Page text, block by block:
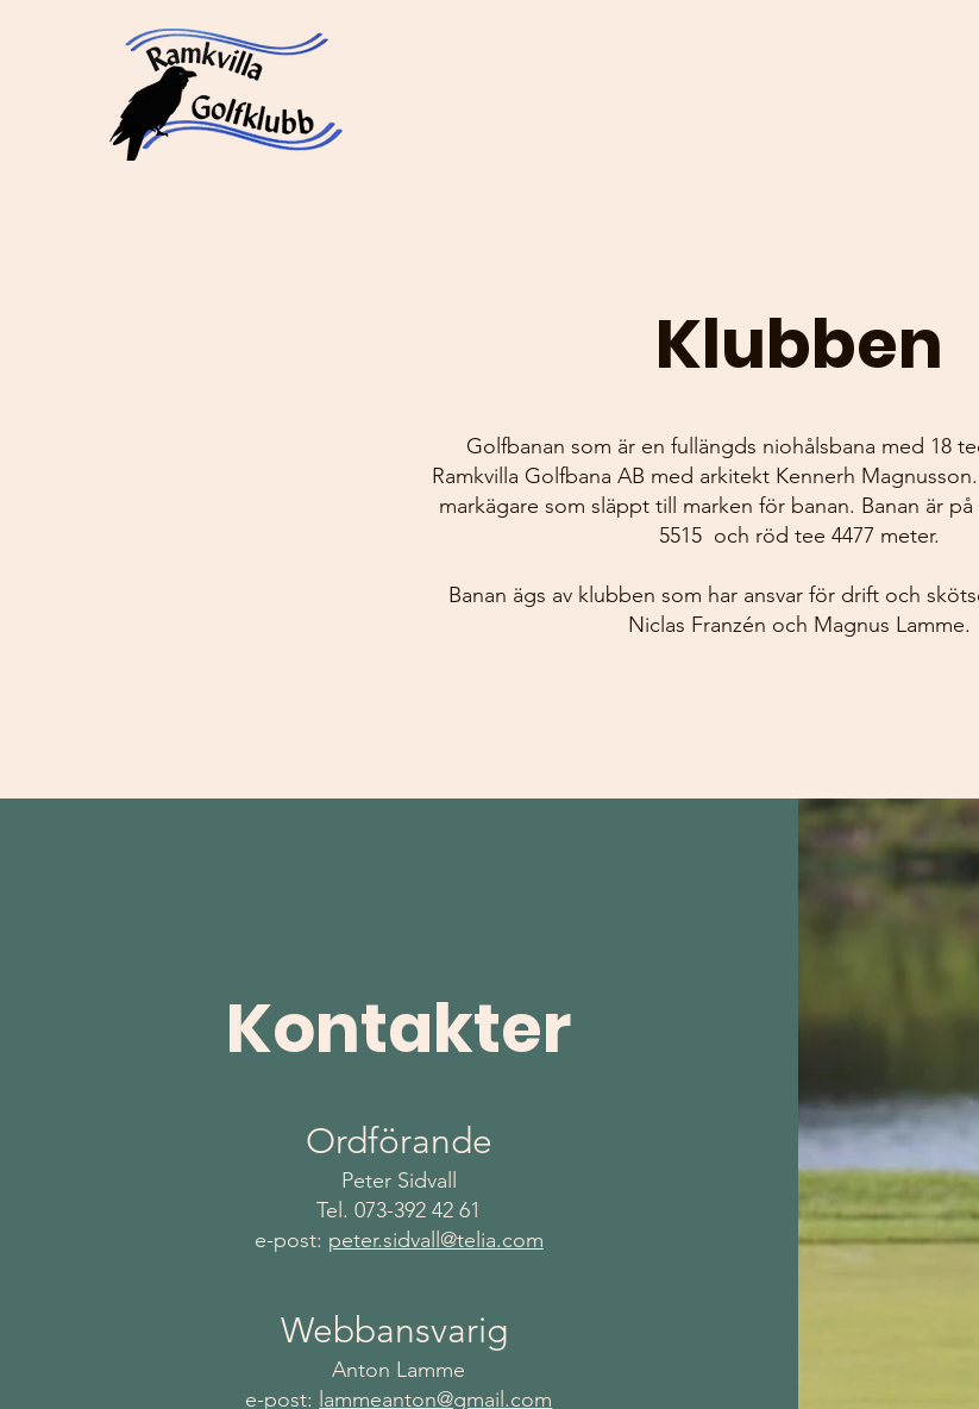
Klubben
Golfbanan som är en fullängds niohålsbana med 18
Ramkvilla Golfbana AB med arkitekt Kennerh
markägare som släppt till marken för banan. Banan är
5515 och röd tee 4477 meter.
Banan ägs av klubben som har ansvar för drift och
Niclas Franzén och Magnus Lamme.
Kontakter
Ordförande
Peter Sidvall
Tel. 073-392 42 61
e-post: peter.sidvall@telia.com
Webbansvarig
Anton Lamme
e-post: lammeanton@gmail.com